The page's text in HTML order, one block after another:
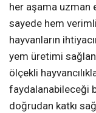
her aşama uzman
sayede hem
hayvanların
yem üretimi
ölçekli
faydalanabileceği
doğrudan katkı